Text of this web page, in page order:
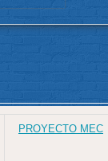
PROYECTO MEC